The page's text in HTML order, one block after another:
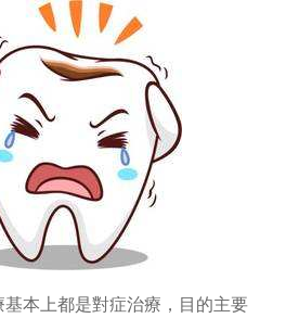
本上都是對症治療，目的主要